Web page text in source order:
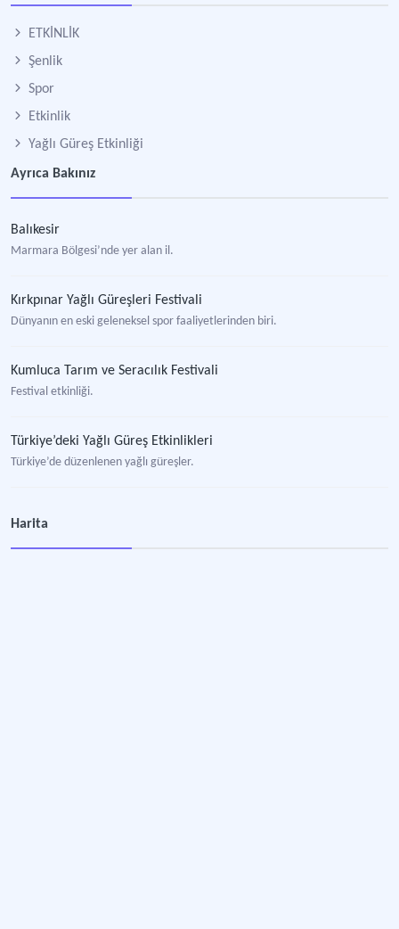
ETKİNLİK
Şenlik
Spor
Etkinlik
Yağlı Güreş Etkinliği
Ayrıca Bakınız
Balıkesir
Marmara Bölgesi’nde yer alan il.
Kırkpınar Yağlı Güreşleri Festivali
Dünyanın en eski geleneksel spor faaliyetlerinden biri.
Kumluca Tarım ve Seracılık Festivali
Festival etkinliği.
Türkiye’deki Yağlı Güreş Etkinlikleri
Türkiye’de düzenlenen yağlı güreşler.
Harita